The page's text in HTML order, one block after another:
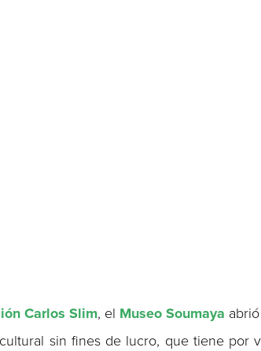
Carlos Slim, el Museo Soumaya
sin fines de lucro, que tiene por